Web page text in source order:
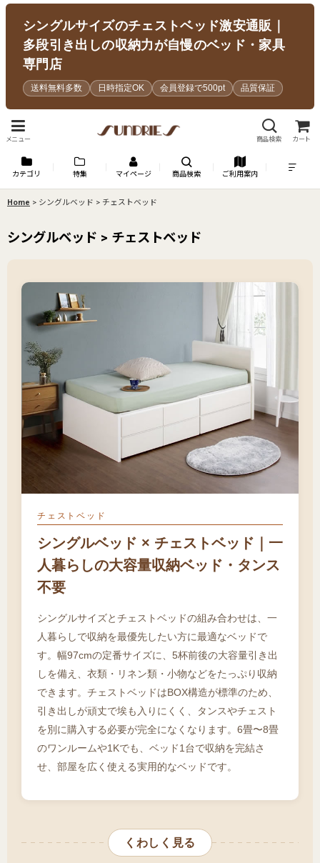
シングルサイズのチェストベッド激安通販｜
多段引き出しの収納力が自慢のベッド・家具
専門店
送料無料多数 日時指定OK 会員登録で500pt 品質保証
メニュー 商品検索 カート
カテゴリ 特集 マイページ 商品検索 ご利用案内
Home > シングルベッド > チェストベッド
シングルベッド > チェストベッド
チェストベッド
シングルベッド × チェストベッド｜一
人暮らしの大容量収納ベッド・タンス
不要
シングルサイズとチェストベッドの組み合わせは、一
人暮らしで収納を最優先したい方に最適なベッドで
す。幅97cmの定番サイズに、5杯前後の大容量引き出
しを備え、衣類・リネン類・小物などをたっぷり収納
できます。チェストベッドはBOX構造が標準のため、
引き出しが頑丈で埃も入りにくく、タンスやチェスト
を別に購入する必要が完全になくなります。6畳〜8畳
のワンルームや1Kでも、ベッド1台で収納を完結さ
せ、部屋を広く使える実用的なベッドです。
くわしく見る